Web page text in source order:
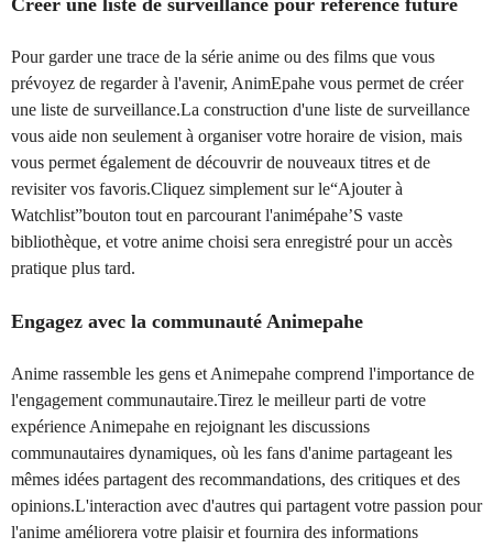
Créer une liste de surveillance pour référence future
Pour garder une trace de la série anime ou des films que vous
prévoyez de regarder à l'avenir, AnimEpahe vous permet de créer
une liste de surveillance.La construction d'une liste de surveillance
vous aide non seulement à organiser votre horaire de vision, mais
vous permet également de découvrir de nouveaux titres et de
revisiter vos favoris.Cliquez simplement sur le“Ajouter à
Watchlist”bouton tout en parcourant l'animépahe’S vaste
bibliothèque, et votre anime choisi sera enregistré pour un accès
pratique plus tard.
Engagez avec la communauté Animepahe
Anime rassemble les gens et Animepahe comprend l'importance de
l'engagement communautaire.Tirez le meilleur parti de votre
expérience Animepahe en rejoignant les discussions
communautaires dynamiques, où les fans d'anime partageant les
mêmes idées partagent des recommandations, des critiques et des
opinions.L'interaction avec d'autres qui partagent votre passion pour
l'anime améliorera votre plaisir et fournira des informations